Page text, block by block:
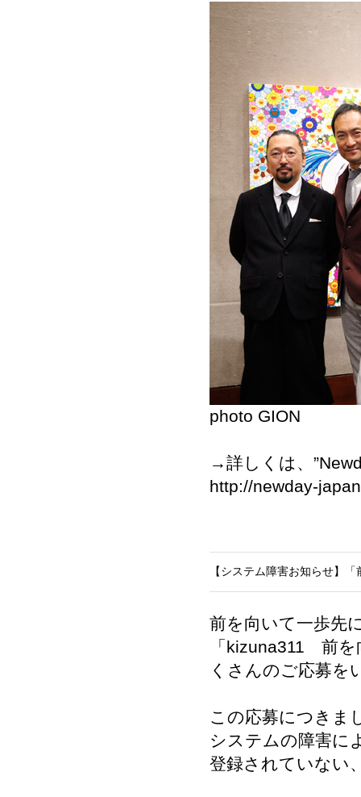
photo GION
→詳しくは、”
http://newday-
【システム障害お知らせ】
前を向いて一歩先
「kizuna311 前
くさんのご応募を
この応募につきま
システムの障害に
登録されていない